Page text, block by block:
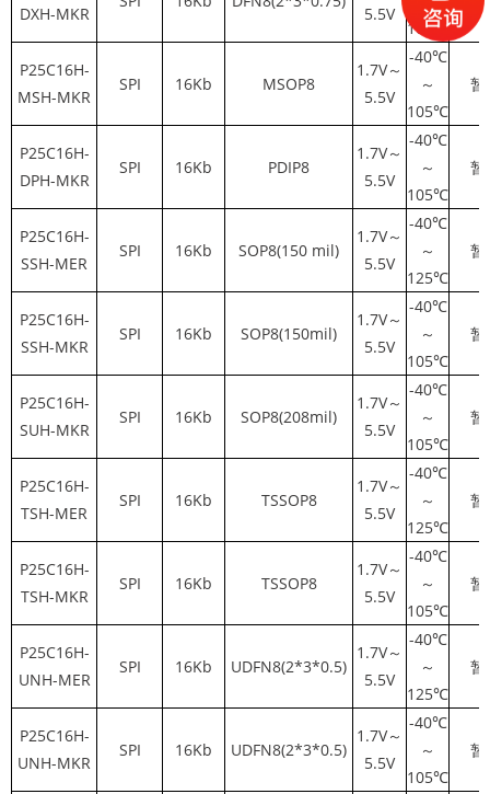
DXH-MKR 5.5V
105℃
P25C16H-
MSH-MKR
SPI 16Kb MSOP8
1.7V～
5.5V
-40℃
～
105℃
暂
P25C16H-
DPH-MKR
SPI 16Kb PDIP8
1.7V～
5.5V
-40℃
～
105℃
暂
P25C16H-
SSH-MER
SPI 16Kb SOP8(150 mil)
1.7V～
5.5V
-40℃
～
125℃
暂
P25C16H-
SSH-MKR
SPI 16Kb SOP8(150mil)
1.7V～
5.5V
-40℃
～
105℃
暂
P25C16H-
SUH-MKR
SPI 16Kb SOP8(208mil)
1.7V～
5.5V
-40℃
～
105℃
暂
P25C16H-
TSH-MER
SPI 16Kb TSSOP8
1.7V～
5.5V
-40℃
～
125℃
暂
P25C16H-
TSH-MKR
SPI 16Kb TSSOP8
1.7V～
5.5V
-40℃
～
105℃
暂
P25C16H-
UNH-MER
SPI 16Kb UDFN8(2*3*0.5)
1.7V～
5.5V
-40℃
～
125℃
暂
P25C16H-
UNH-MKR
SPI 16Kb UDFN8(2*3*0.5)
1.7V～
5.5V
-40℃
～
105℃
暂